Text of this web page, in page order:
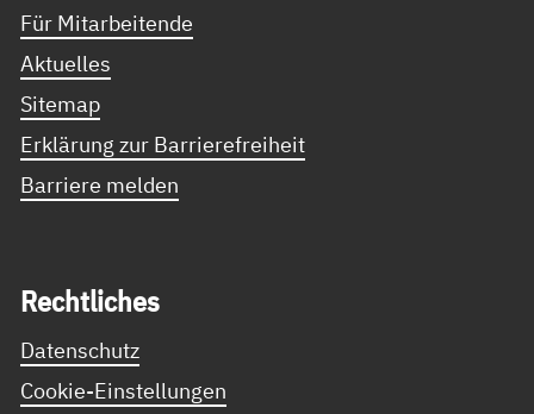
Für Mitarbeitende
Aktuelles
Sitemap
Erklärung zur Barrierefreiheit
Barriere melden
Recht­li­ches
Datenschutz
Cookie-Einstellungen